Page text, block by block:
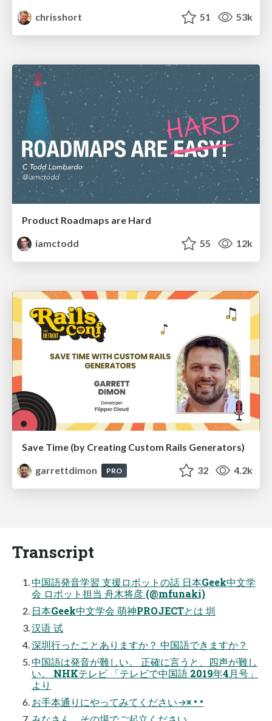
chrisshort
51 53k
Product Roadmaps are Hard
iamctodd
55 12k
Save Time (by Creating Custom Rails Generators)
garrettdimon
PRO 32 4.2k
Transcript
中国語発音学習 支援ロボットの話 日本Geek中文学
会 ロボット担当 舟木将彦 (@mfunaki)
日本Geek中文学会 萌神PROJECTとは 圳
汉语 试
深圳行ったことありますか？ 中国語できますか？
中国語は発音が難しい。 正確に言うと、四声が難し
い。 NHKテレビ 「テレビで中国語 2019年4月号」
より
お手本通りにやってみてください→× • •